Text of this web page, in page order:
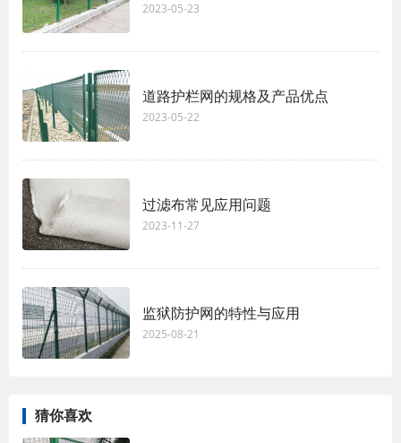
2023-05-23
道路护栏网的规格及产品优点
2023-05-22
过滤布常见应用问题
2023-11-27
监狱防护网的特性与应用
2025-08-21
猜你喜欢